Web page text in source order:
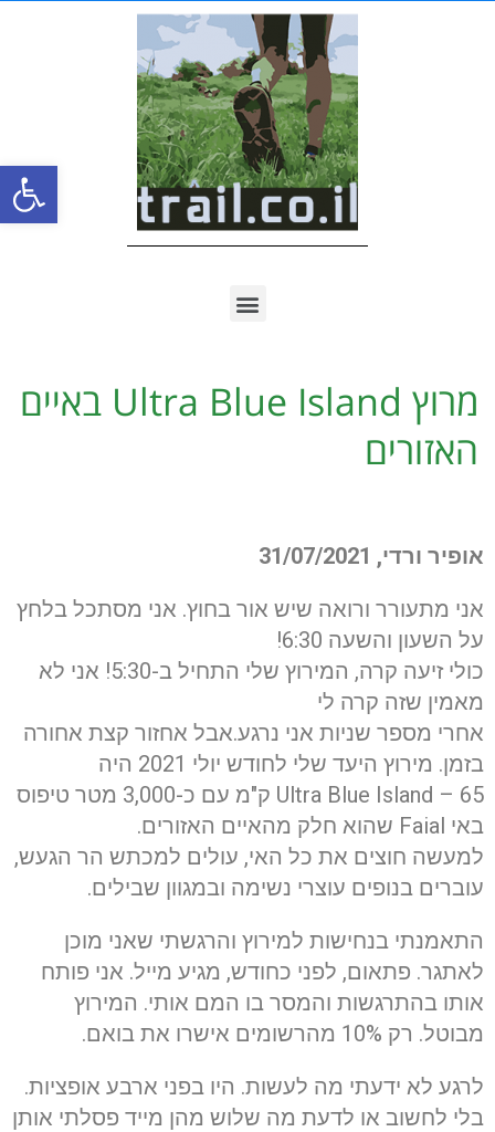
פתח
מרוץ Ultra Blue Island באיים
האזורים
אופיר ורדי, 31/07/2021
אני מתעורר ורואה שיש אור בחוץ. אני מסתכל בלחץ
על השעון והשעה 6:30!
כולי זיעה קרה, המירוץ שלי התחיל ב-5:30! אני לא
מאמין שזה קרה לי
אחרי מספר שניות אני נרגע.אבל אחזור קצת אחורה
בזמן. מירוץ היעד שלי לחודש יולי 2021 היה
Ultra Blue Island – 65 ק"מ עם כ-3,000 מטר טיפוס
באי Faial שהוא חלק מהאיים האזורים.
למעשה חוצים את כל האי, עולים למכתש הר הגעש,
עוברים בנופים עוצרי נשימה ובמגוון שבילים.
התאמנתי בנחישות למירוץ והרגשתי שאני מוכן
לאתגר. פתאום, לפני כחודש, מגיע מייל. אני פותח
אותו בהתרגשות והמסר בו המם אותי. המירוץ
מבוטל. רק 10% מהרשומים אישרו את בואם.
לרגע לא ידעתי מה לעשות. היו בפני ארבע אופציות.
בלי לחשוב או לדעת מה שלוש מהן מייד פסלתי אותן